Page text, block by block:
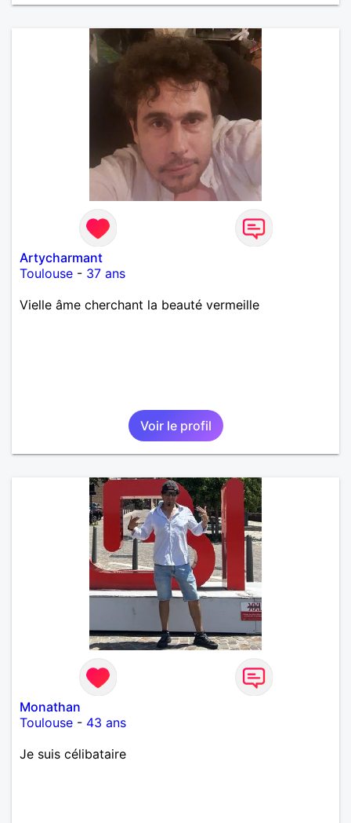
Artycharmant
Toulouse - 37 ans
Vielle âme cherchant la beauté vermeille
Voir le profil
Monathan
Toulouse - 43 ans
Je suis célibataire